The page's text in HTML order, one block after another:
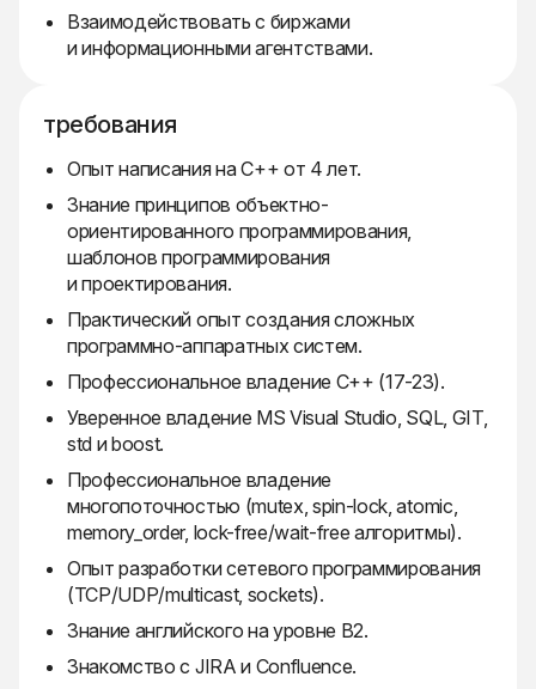
Взаимодействовать с биржами
и информационными агентствами.
требования
Опыт написания на C++ от 4 лет.
Знание принципов объектно-
ориентированного программирования,
шаблонов программирования
и проектирования.
Практический опыт создания сложных
программно-аппаратных систем.
Профессиональное владение C++ (17-23).
Уверенное владение MS Visual Studio, SQL, GIT,
std и boost.
Профессиональное владение
многопоточностью (mutex, spin-lock, atomic,
memory_order, lock-free/wait-free алгоритмы).
Опыт разработки сетевого программирования
(TCP/UDP/multicast, sockets).
Знание английского на уровне B2.
Знакомство с JIRA и Confluence.